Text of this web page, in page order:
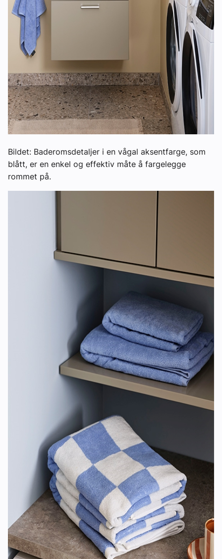
Bildet: Baderomsdetaljer i en vågal aksentfarge, som
blått, er en enkel og effektiv måte å fargelegge
rommet på.